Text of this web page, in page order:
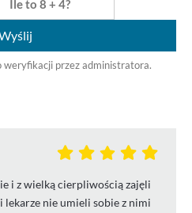
weryfikacji przez administratora.
i z wielką cierpliwością zajęli
lekarze nie umieli sobie z nimi